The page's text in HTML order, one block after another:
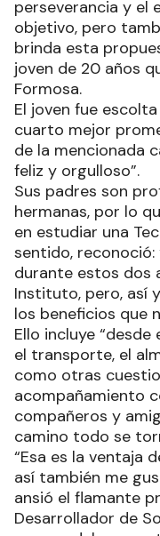
perseverancia y el
objetivo, pero
brinda esta
joven de 20 años
Formosa.
El joven fue
cuarto mejor
de la mencionada
feliz y orgulloso”.
Sus padres son
hermanas, por lo
en estudiar una
sentido, reconoció:
durante estos dos
Instituto, pero, así
los beneficios que
Ello incluye
el transporte, el
como otras
acompañamiento
compañeros y
camino todo se
“Esa es la ventaja
así también me
ansió el flamante
Desarrollador de